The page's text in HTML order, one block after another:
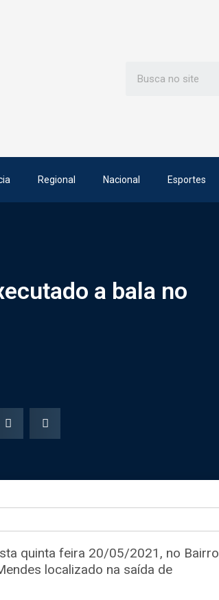
Regional Nacional Esportes
a bala no
quinta feira 20/05/2021, no Bairro
localizado na saída de